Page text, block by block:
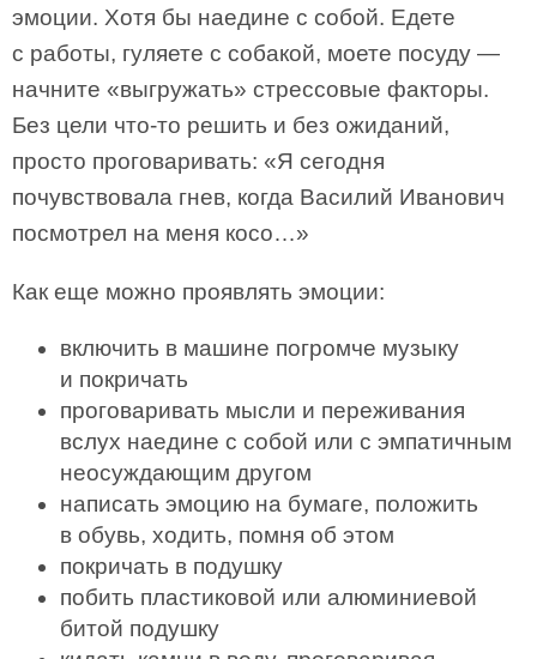
эмоции. Хотя бы наедине с собой. Едете
с работы, гуляете с собакой, моете посуду —
начните «выгружать» стрессовые факторы.
Без цели что-то решить и без ожиданий,
просто проговаривать: «Я сегодня
почувствовала гнев, когда Василий Иванович
посмотрел на меня косо…»
Как еще можно проявлять эмоции:
включить в машине погромче музыку
и покричать
проговаривать мысли и переживания
вслух наедине с собой или с эмпатичным
неосуждающим другом
написать эмоцию на бумаге, положить
в обувь, ходить, помня об этом
покричать в подушку
побить пластиковой или алюминиевой
битой подушку